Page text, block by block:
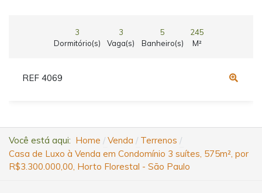
3
Dormitório(s)
3
Vaga(s)
5
Banheiro(s)
245
M²
REF 4069
Você está aqui: Home Venda
Terrenos
Casa de Luxo à Venda em Condomínio 3 suítes, 575m², por
R$3.300.000,00, Horto Florestal - São Paulo